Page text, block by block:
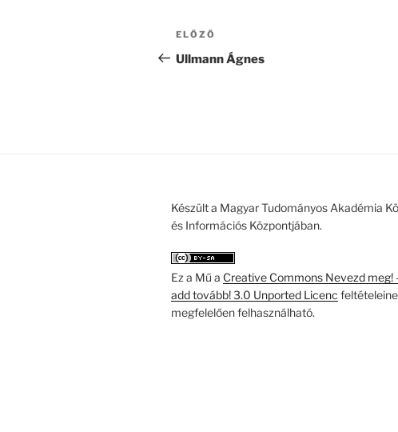
Bejegyzés
navigáció
Korábbi
bejegyzés
ELŐZŐ
Ullmann Ágnes
Készült a Magyar Tudományos Akadémia
és Információs Központjában.
Ez a Mű a Creative Commons Nevezd meg!
add tovább! 3.0 Unported Licenc
megfelelően felhasználható.